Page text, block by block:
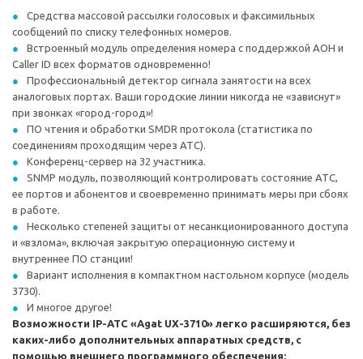
Средства массовой рассылки голосовых и факсимильных
сообщений по списку телефонных номеров.
Встроенный модуль определения номера с поддержкой АОН и
Caller ID всех форматов одновременно!
Профессиональный детектор сигнала занятости на всех
аналоговых портах. Ваши городские линии никогда не «зависнут»
при звонках «город-город»!
ПО чтения и обработки SMDR протокола (статистика по
соединениям проходящим через АТС).
Конференц-сервер на 32 участника.
SNMP модуль, позволяющий контролировать состояние АТС,
ее портов и абонентов и своевременно принимать меры при сбоях
в работе.
Несколько степеней защиты от несанкционированного доступа
и «взлома», включая закрытую операционную систему и
внутреннее ПО станции!
Вариант исполнения в компактном настольном корпусе (модель
3730).
И многое другое!
Возможности IP-АТС «Agat UX-3710» легко расширяются, без
каких-либо дополнительных аппаратных средств, с
помощью внешнего программного обеспечения: